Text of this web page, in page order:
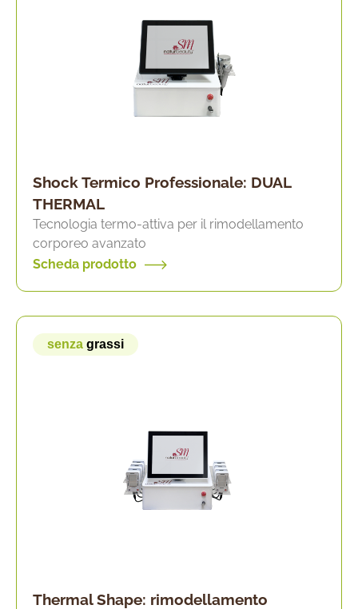
Shock Termico Professionale: DUAL
THERMAL
Tecnologia termo-attiva per il rimodellamento
corporeo avanzato
Scheda prodotto
senza grassi
Thermal Shape: rimodellamento